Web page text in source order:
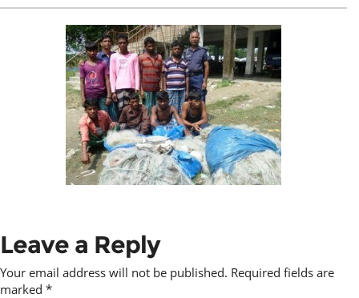
Leave a Reply
Your email address will not be published. Required fields are
marked *